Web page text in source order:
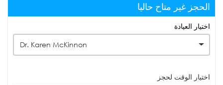
الحجز غير متاح حاليا
اختيار العيادة
Dr. Karen McKinnon
اختيار الوقت لحجز